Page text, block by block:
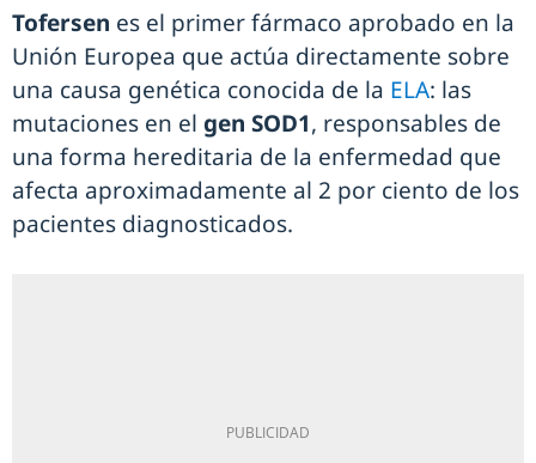
Tofersen es el primer fármaco aprobado en la
Unión Europea que actúa directamente sobre
una causa genética conocida de la ELA: las
mutaciones en el gen SOD1, responsables de
una forma hereditaria de la enfermedad que
afecta aproximadamente al 2 por ciento de los
pacientes diagnosticados.